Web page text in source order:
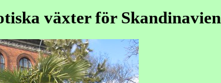
växter för Skandinavien